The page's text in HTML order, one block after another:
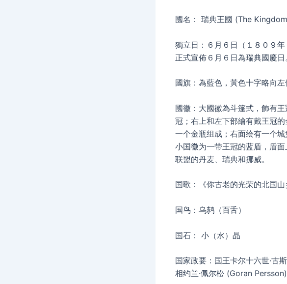
國名： 瑞典王國 (The
獨立日：６月６日（１８０９
正式宣佈６月６日為瑞典國慶日
國旗：為藍色，黃色十字略向
國徽：大國徽為斗篷式，飾有
冠；右上和左下部繪有戴王冠
一个金瓶组成；右面绘有一个
小国徽为一带王冠的蓝盾，盾
联盟的丹麦、瑞典和挪威。
国歌：《你古老的光荣的北国山
国鸟：乌鸫（百舌）
国石： 小（水）晶
国家政要：国王卡尔十六世·古
相约兰·佩尔松 (Goran